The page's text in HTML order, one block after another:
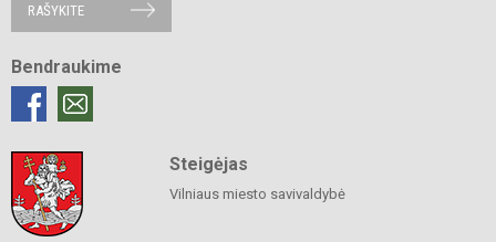
RAŠYKITE
Bendraukime
Steigėjas
Vilniaus miesto savivaldybė